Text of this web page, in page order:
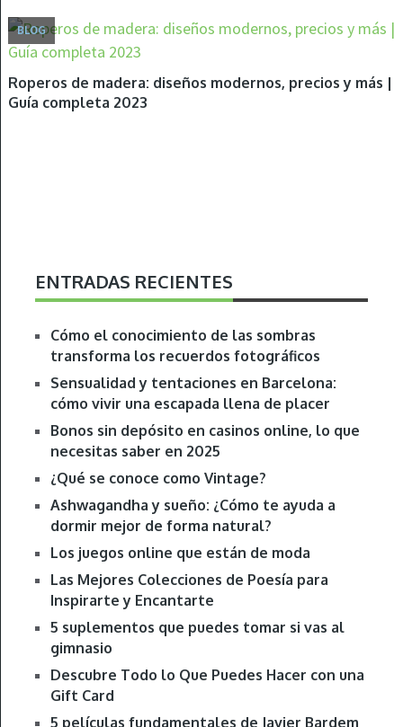
BLOG
Roperos de madera: diseños modernos, precios y más |
Guía completa 2023
ENTRADAS RECIENTES
Cómo el conocimiento de las sombras
transforma los recuerdos fotográficos
Sensualidad y tentaciones en Barcelona:
cómo vivir una escapada llena de placer
Bonos sin depósito en casinos online, lo que
necesitas saber en 2025
¿Qué se conoce como Vintage?
Ashwagandha y sueño: ¿Cómo te ayuda a
dormir mejor de forma natural?
Los juegos online que están de moda
Las Mejores Colecciones de Poesía para
Inspirarte y Encantarte
5 suplementos que puedes tomar si vas al
gimnasio
Descubre Todo lo Que Puedes Hacer con una
Gift Card
5 películas fundamentales de Javier Bardem